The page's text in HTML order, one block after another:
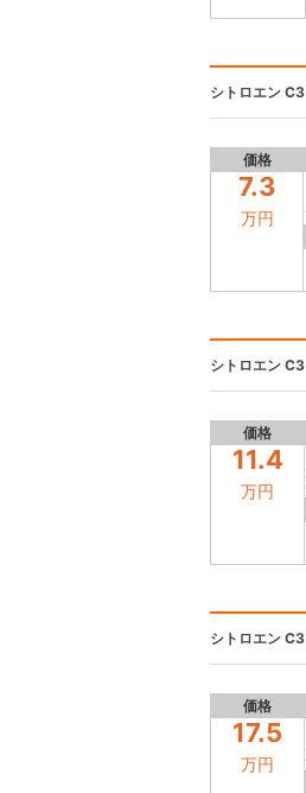
シトロエン C3
価格
7.3
万円
シトロエン C3
価格
11.4
万円
シトロエン C3
価格
17.5
万円